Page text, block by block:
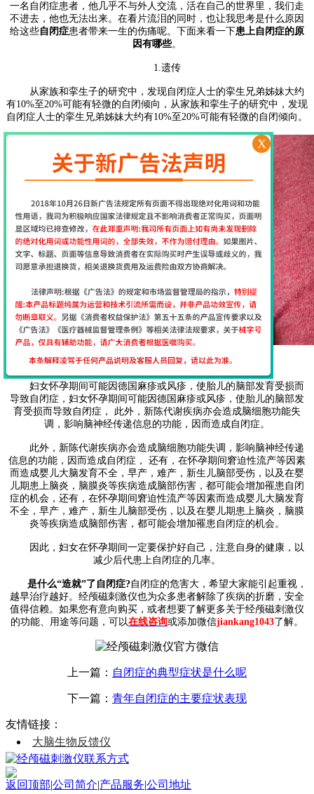
一名自闭症患者，他几乎不与外人交流，活在自己的世界里，我们走
不进去，他也无法出来。在看片流泪的同时，也让我思考是什么原因
给这些自闭症患者带来一生的伤痛呢。下面来看一下患上自闭症的原
因有哪些。
1.遗传
从家族和挛生子的研究中，发现自闭症人士的挛生兄弟姊妹大约
有10%至20%可能有轻微的自闭倾向，从家族和挛生子的研究中，发现
自闭症人士的挛生兄弟姊妹大约有10%至20%可能有轻微的自闭倾向。
2.受疾病感染
妇女怀孕期间可能因德国麻疹或风疹，使胎儿的脑部发育受损而
导致自闭症，妇女怀孕期间可能因德国麻疹或风疹，使胎儿的脑部发
育受损而导致自闭症， 此外，新陈代谢疾病亦会造成脑细胞功能失
调，影响脑神经传递信息的功能，因而造成自闭症。
此外，新陈代谢疾病亦会造成脑细胞功能失调，影响脑神经传递
信息的功能，因而造成自闭症， 还有，在怀孕期间窘迫性流产等因素
而造成婴儿大脑发育不全，早产，难产，新生儿脑部受伤，以及在婴
儿期患上脑炎，脑膜炎等疾病造成脑部伤害，都可能会增加罹患自闭
症的机会，还有，在怀孕期间窘迫性流产等因素而造成婴儿大脑发育
不全，早产，难产，新生儿脑部受伤，以及在婴儿期患上脑炎，脑膜
炎等疾病造成脑部伤害，都可能会增加罹患自闭症的机会。
因此，妇女在怀孕期间一定要保护好自己，注意自身的健康，以
减少后代患上自闭症的几率。
是什么“造就”了自闭症?自闭症的危害大，希望大家能引起重视，
越早治疗越好。经颅磁刺激仪也为众多患者解除了疾病的折磨，安全
值得信赖。如果您有意向购买，或者想要了解更多关于经颅磁刺激仪
的功能、用途等问题，可以在线咨询或添加微信jiankang1043了解。
上一篇： 自闭症的典型症状是什么呢
下一篇： 青年自闭症的主要症状表现
友情链接：
大脑生物反馈仪
返回顶部|公司简介|产品服务|公司地址
X